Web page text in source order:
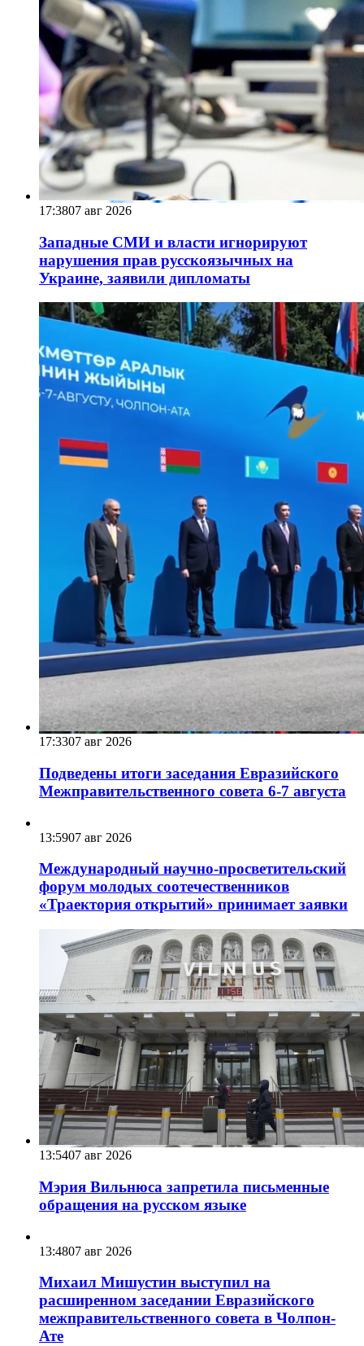
17:3807 авг 2026
Западные СМИ и власти игнорируют
нарушения прав русскоязычных на
Украине, заявили дипломаты
17:3307 авг 2026
Подведены итоги заседания Евразийского
Межправительственного совета 6-7 августа
13:5907 авг 2026
Международный научно-просветительский
форум молодых соотечественников
«Траектория открытий» принимает заявки
13:5407 авг 2026
Мэрия Вильнюса запретила письменные
обращения на русском языке
13:4807 авг 2026
Михаил Мишустин выступил на
расширенном заседании Евразийского
межправительственного совета в Чолпон-
Ате